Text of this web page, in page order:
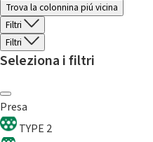
Trova la colonnina piú vicina
Filtri
Filtri
Seleziona i filtri
Presa
TYPE 2